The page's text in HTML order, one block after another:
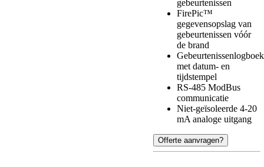
gebeurtenissen
FirePic™
gegevensopslag van
gebeurtenissen vóór
de brand
Gebeurtenissenlogboek
met datum- en
tijdstempel
RS-485 ModBus
communicatie
Niet-geïsoleerde 4-20
mA analoge uitgang
Offerte aanvragen?